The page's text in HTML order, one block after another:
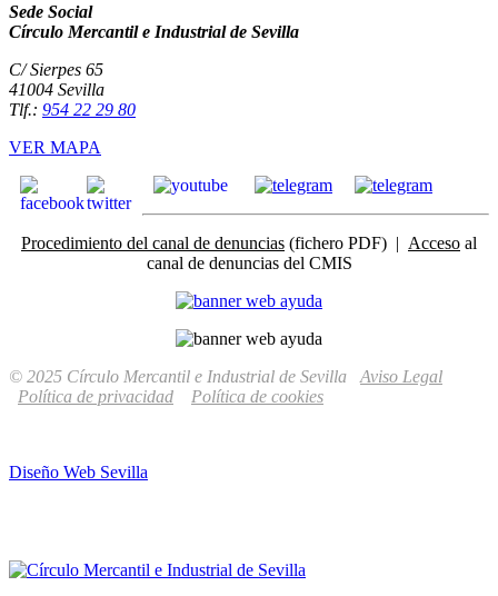
Sede Social
Círculo Mercantil e Industrial de Sevilla
C/ Sierpes 65
41004 Sevilla
Tlf.: 954 22 29 80
VER MAPA
Procedimiento del canal de denuncias (fichero PDF) | Acceso al
canal de denuncias del CMIS
© 2025 Círculo Mercantil e Industrial de Sevilla Aviso Legal
Política de privacidad
Política de cookies
Diseño Web Sevilla